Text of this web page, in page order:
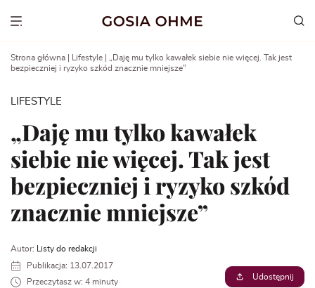
Show menu
Strona główna Lifestyle
„Daję mu tylko kawałek siebie nie więcej. Tak jest
bezpieczniej i ryzyko szkód znacznie mniejsze”
LIFESTYLE
„Daję mu tylko kawałek
siebie nie więcej. Tak jest
bezpieczniej i ryzyko szkód
znacznie mniejsze”
Autor:
Listy do redakcji
Publikacja: 13.07.2017
Przeczytasz w: 4 minuty
Udostępnij